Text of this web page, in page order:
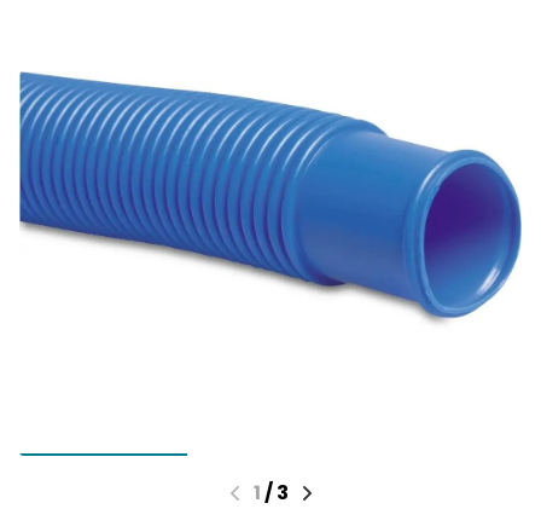
1/3